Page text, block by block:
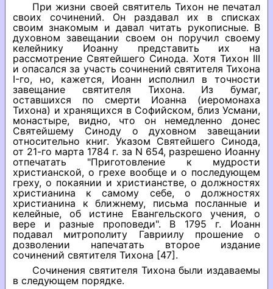
При жизни своей святитель Тихон не печатал
своих сочинений. Он раздавал их в списках
своим знакомым и давал читать рукописные. В
духовном завещании своем он поручил своему
келейнику Иоанну представить их на
рассмотрение Святейшего Синода. Хотя Тихон III
и опасался за участь сочинений святителя Тихона
I-го, но, кажется, Иоанн исполнил в точности
завещание святителя Тихона. Из бумаг,
оставшихся по смерти Иоанна (иеромонаха
Тихона) и хранящихся в Софийском, близ Усмани,
монастыре, видно, что он немедленно донес
Святейшему Синоду о духовном завещании
относительно книг. Указом Святейшего Синода,
от 21-го марта 1784 г. за N 654, разрешено Иоанну
отпечатать "Приготовление к мудрости
христианской, о грехе вообще и о последующем
греху, о покаянии и христианстве, о должностях
христианина к самому себе, о должностях
христианина к ближнему, письма посланные и
келейные, об истине Евангельского учения, о
вере и разные проповеди". В 1795 г. Иоанн
подавал митрополиту Гавриилу прошение о
дозволении напечатать второе издание
сочинений святителя Тихона [47].
Сочинения святителя Тихона были издаваемы
в следующем порядке.